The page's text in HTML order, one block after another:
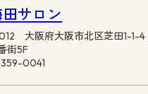
サロン
大阪府大阪市北区芝田1-1-4
街5F
0041